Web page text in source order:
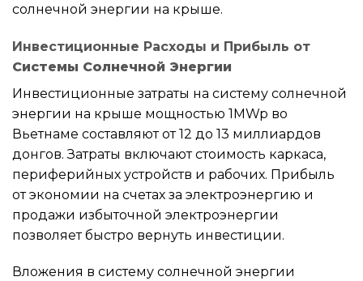
солнечной энергии на крыше.
Инвестиционные Расходы и Прибыль от
Системы Солнечной Энергии
Инвестиционные затраты на систему солнечной
энергии на крыше мощностью 1MWp во
Вьетнаме составляют от 12 до 13 миллиардов
донгов. Затраты включают стоимость каркаса,
периферийных устройств и рабочих. Прибыль
от экономии на счетах за электроэнергию и
продажи избыточной электроэнергии
позволяет быстро вернуть инвестиции.
Вложения в систему солнечной энергии